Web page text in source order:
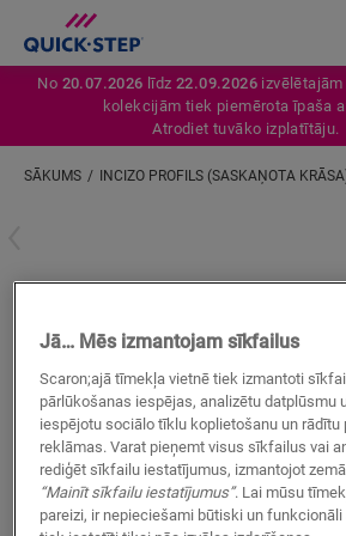
No 20.07.2026 līdz22.09.2026
kolekcijām tiek piemērota īpaša
Atrodiet tuvāko izplatītāju.
SĀKUMS INCIZO PROFILS (SASKAŅOTA
LAMINĀTA AKSESUĀRI INCIZO PROFILS
MEKLĒT
Jā… Mēs izmantojam sīkfailus
Scaron;ajā tīmekļa vietnē tiek izmantoti
pārlūkošanas iespējas, analizētu datplūsmu
iespējotu sociālo tīklu koplietošanu un rādītu
reklāmas. Varat pieņemt visus sīkfailus vai
rediģēt sīkfailu iestatījumus, izmantojot
“Mainīt sīkfailu iestatījumus”. Lai mūsu
pareizi, ir nepieciešami būtiski un